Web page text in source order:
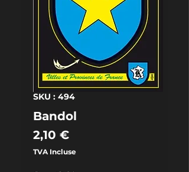
SKU : 494
Bandol
2,10 €Prix
TVA Incluse